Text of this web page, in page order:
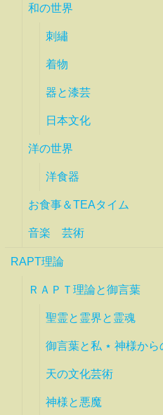
和の世界
刺繡
着物
器と漆芸
日本文化
洋の世界
洋食器
お食事＆TEAタイム
音楽 芸術
RAPT理論
ＲＡＰＴ理論と御言葉
聖霊と霊界と霊魂
御言葉と私 ⋆ 神様から
天の文化芸術
神様と悪魔